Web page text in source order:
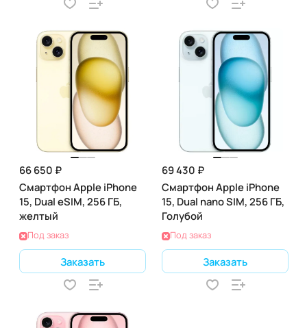
66 650 ₽
Смартфон Apple iPhone
15, Dual eSIM, 256 ГБ,
желтый
Под заказ
Заказать
69 430 ₽
Смартфон Apple iPhone
15, Dual nano SIM, 256 ГБ,
Голубой
Под заказ
Заказать